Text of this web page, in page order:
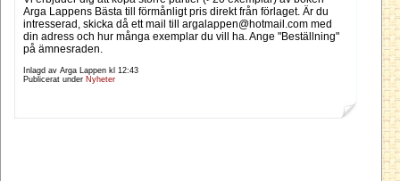
Arga Lappens Bästa till förmånligt pris direkt från förlaget. Är du
intresserad, skicka då ett mail till argalappen@hotmail.com med
din adress och hur många exemplar du vill ha. Ange "Beställning"
på ämnesraden.
Inlagd av Arga Lappen kl 12:43
Publicerat under Nyheter